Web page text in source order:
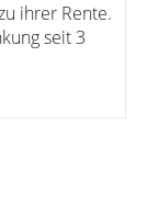
ihrer Rente.
seit 3